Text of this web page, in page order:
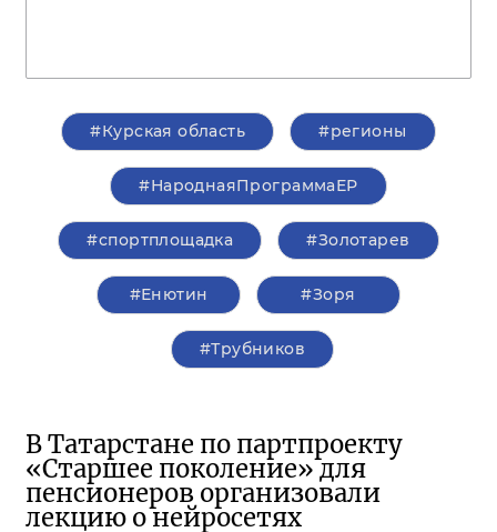
#Курская область #регионы
#НароднаяПрограммаЕР
#спортплощадка #Золотарев
#Енютин #Зоря
#Трубников
В Татарстане по партпроекту
«Старшее поколение» для
пенсионеров организовали
лекцию о нейросетях